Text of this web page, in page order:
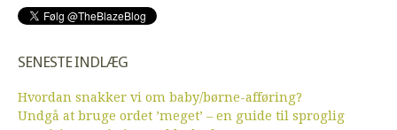
SENESTE INDLÆG
Hvordan snakker vi om baby/børne-afføring?
Undgå at bruge ordet ’meget’ – en guide til sproglig